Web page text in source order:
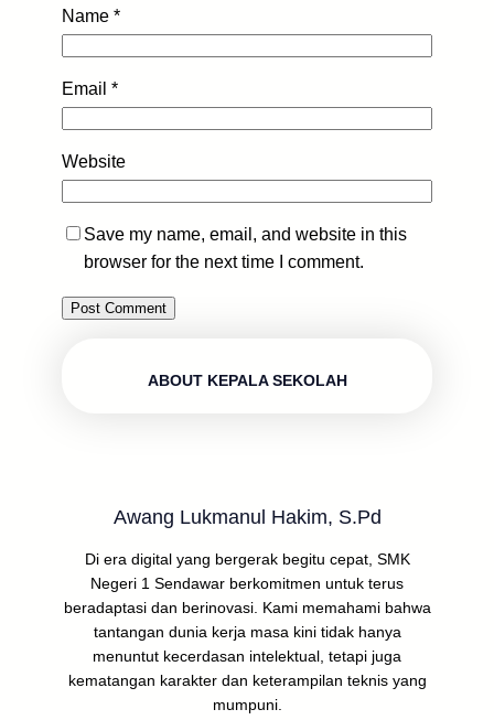
Name *
Email *
Website
Save my name, email, and website in this
browser for the next time I comment.
ABOUT KEPALA SEKOLAH
Awang Lukmanul Hakim, S.Pd
Di era digital yang bergerak begitu cepat, SMK
Negeri 1 Sendawar berkomitmen untuk terus
beradaptasi dan berinovasi. Kami memahami bahwa
tantangan dunia kerja masa kini tidak hanya
menuntut kecerdasan intelektual, tetapi juga
kematangan karakter dan keterampilan teknis yang
mumpuni.